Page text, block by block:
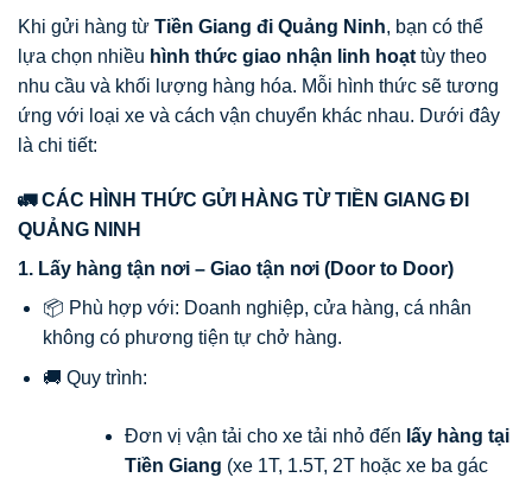
Khi gửi hàng từ Tiền Giang đi Quảng Ninh, bạn có thể
lựa chọn nhiều hình thức giao nhận linh hoạt tùy theo
nhu cầu và khối lượng hàng hóa. Mỗi hình thức sẽ tương
ứng với loại xe và cách vận chuyển khác nhau. Dưới đây
là chi tiết:
🚛 CÁC HÌNH THỨC GỬI HÀNG TỪ TIỀN GIANG ĐI
QUẢNG NINH
1. Lấy hàng tận nơi – Giao tận nơi (Door to Door)
📦 Phù hợp với: Doanh nghiệp, cửa hàng, cá nhân
không có phương tiện tự chở hàng.
🚚 Quy trình:
Đơn vị vận tải cho xe tải nhỏ đến lấy hàng tại
Tiền Giang (xe 1T, 1.5T, 2T hoặc xe ba gác